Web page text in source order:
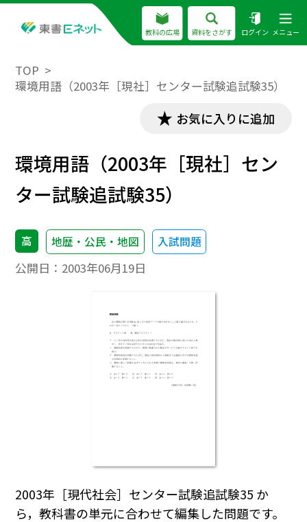
教科の広場 資料をさがす ログイン メニュー
TOP
環境用語（2003年［現社］センター試験追試験35）
お気に入りに追加
環境用語（2003年［現社］セン
ター試験追試験35）
高 地歴・公民・地図 入試問題
公開日： 2003年06月19日
2003年［現代社会］センター試験追試験35 か
ら，教科書の単元に合わせて編集した問題です。